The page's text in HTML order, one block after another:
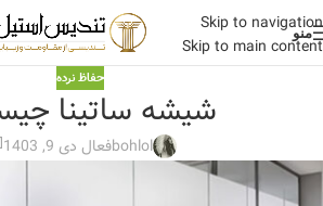
Skip to navigation
Skip to main content
منو
حفاظ نرده
شیشه ساتینا
bohlolفعال دی 9, 1403